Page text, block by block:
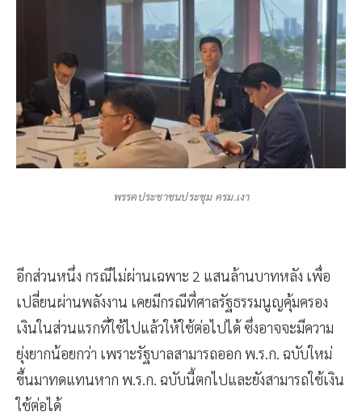
พรรคประชาชนประชุม ครม.เงา
อีกส่วนหนึ่ง กรณีไม่ผ่านเฉพาะ 2 แสนล้านบาทหลัง เพื่อ
เปลี่ยนผ่านพลังงาน เคยมีกรณีที่ศาลรัฐธรรมนูญคุ้มครอง
เงินในส่วนแรกที่ใช้ไปแล้วให้ใช้ต่อไปได้ ซึ่งอาจจะมีความ
ยุ่งยากน้อยกว่า เพราะรัฐบาลสามารถออก พ.ร.ก. ฉบับใหม่
ขึ้นมาทดแทนหาก พ.ร.ก. ฉบับนี้ตกไปและยังสามารถใช้เงิน
ใช้ต่อได้